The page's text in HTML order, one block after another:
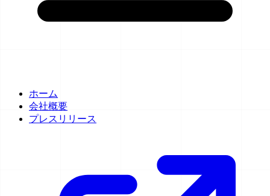
ホーム
会社概要
プレスリリース